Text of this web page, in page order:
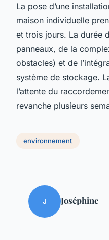
La pose d’une
maison individuelle
et trois jours. La durée
panneaux, de la
obstacles) et de
système de stockage.
l’attente du
revanche plusieurs
environnement
J Joséphine